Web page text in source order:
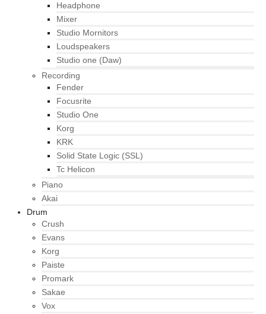
Headphone
Mixer
Studio Mornitors
Loudspeakers
Studio one (Daw)
Recording
Fender
Focusrite
Studio One
Korg
KRK
Solid State Logic (SSL)
Tc Helicon
Piano
Akai
Drum
Crush
Evans
Korg
Paiste
Promark
Sakae
Vox